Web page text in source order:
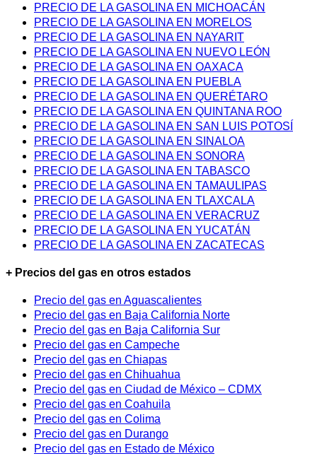
PRECIO DE LA GASOLINA EN MICHOACÁN
PRECIO DE LA GASOLINA EN MORELOS
PRECIO DE LA GASOLINA EN NAYARIT
PRECIO DE LA GASOLINA EN NUEVO LEÓN
PRECIO DE LA GASOLINA EN OAXACA
PRECIO DE LA GASOLINA EN PUEBLA
PRECIO DE LA GASOLINA EN QUERÉTARO
PRECIO DE LA GASOLINA EN QUINTANA ROO
PRECIO DE LA GASOLINA EN SAN LUIS POTOSÍ
PRECIO DE LA GASOLINA EN SINALOA
PRECIO DE LA GASOLINA EN SONORA
PRECIO DE LA GASOLINA EN TABASCO
PRECIO DE LA GASOLINA EN TAMAULIPAS
PRECIO DE LA GASOLINA EN TLAXCALA
PRECIO DE LA GASOLINA EN VERACRUZ
PRECIO DE LA GASOLINA EN YUCATÁN
PRECIO DE LA GASOLINA EN ZACATECAS
+ Precios del gas en otros estados
Precio del gas en Aguascalientes
Precio del gas en Baja California Norte
Precio del gas en Baja California Sur
Precio del gas en Campeche
Precio del gas en Chiapas
Precio del gas en Chihuahua
Precio del gas en Ciudad de México – CDMX
Precio del gas en Coahuila
Precio del gas en Colima
Precio del gas en Durango
Precio del gas en Estado de México